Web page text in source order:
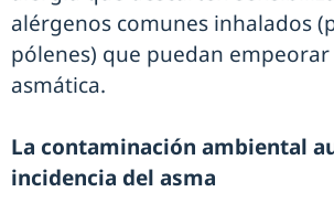
alérgenos comunes inhalados
pólenes) que puedan empeorar
asmática.
La contaminación ambiental
incidencia del asma